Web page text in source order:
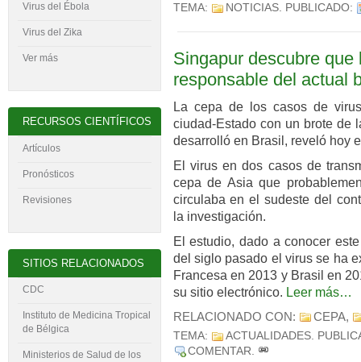
TEMA: NOTICIAS. PUBLICADO:
Singapur descubre
responsable del actual
La cepa de los casos de
ciudad-Estado con un brote de
desarrolló en Brasil, reveló hoy
El virus en dos casos de
cepa de Asia que
circulaba en el sudeste del
la investigación.
El estudio, dado a conocer
del siglo pasado el virus se ha
Francesa en 2013 y Brasil en
su sitio electrónico. Leer más…
RELACIONADO CON: CEPA,
TEMA: ACTUALIDADES.
COMENTAR.
Virus del Ébola
Virus del Zika
Ver más
RECURSOS CIENTÍFICOS
Artículos
Pronósticos
Revisiones
SITIOS RELACIONADOS
CDC
Instituto de Medicina Tropical
de Bélgica
Ministerios de Salud de los